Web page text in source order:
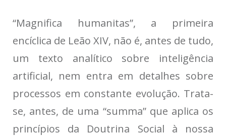
“Magnifica humanitas”, a primeira
encíclica de Leão XIV, não é, antes de tudo,
um texto analítico sobre inteligência
artificial, nem entra em detalhes sobre
processos em constante evolução. Trata-
se, antes, de uma “summa” que aplica os
princípios da Doutrina Social à nossa